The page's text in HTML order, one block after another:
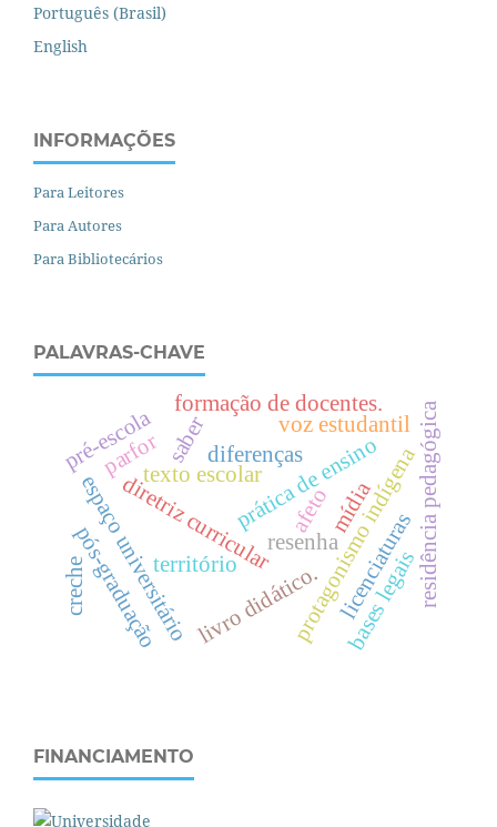
Português (Brasil)
English
INFORMAÇÕES
Para Leitores
Para Autores
Para Bibliotecários
PALAVRAS-CHAVE
resenha
território
diretriz curricularprática de ensino
texto escolar
espaço universitário
pós-graduação protagonismo indígena
saber
mídia residência pedagógica
livro didático.licenciaturas
parfor
voz estudantil
pré-escola
creche bases legais
formação de docentes.
diferenças
afeto
FINANCIAMENTO